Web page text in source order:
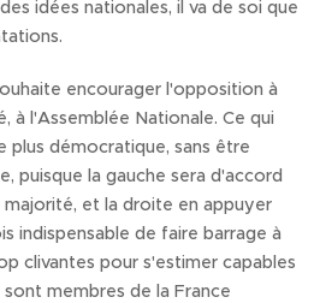
idées nationales, il va de soi que
encourager l'opposition à
à l'Assemblée Nationale. Ce qui
plus démocratique, sans être
puisque la gauche sera d'accord
et la droite en appuyer
indispensable de faire barrage à
clivantes pour s'estimer capables
membres de la France